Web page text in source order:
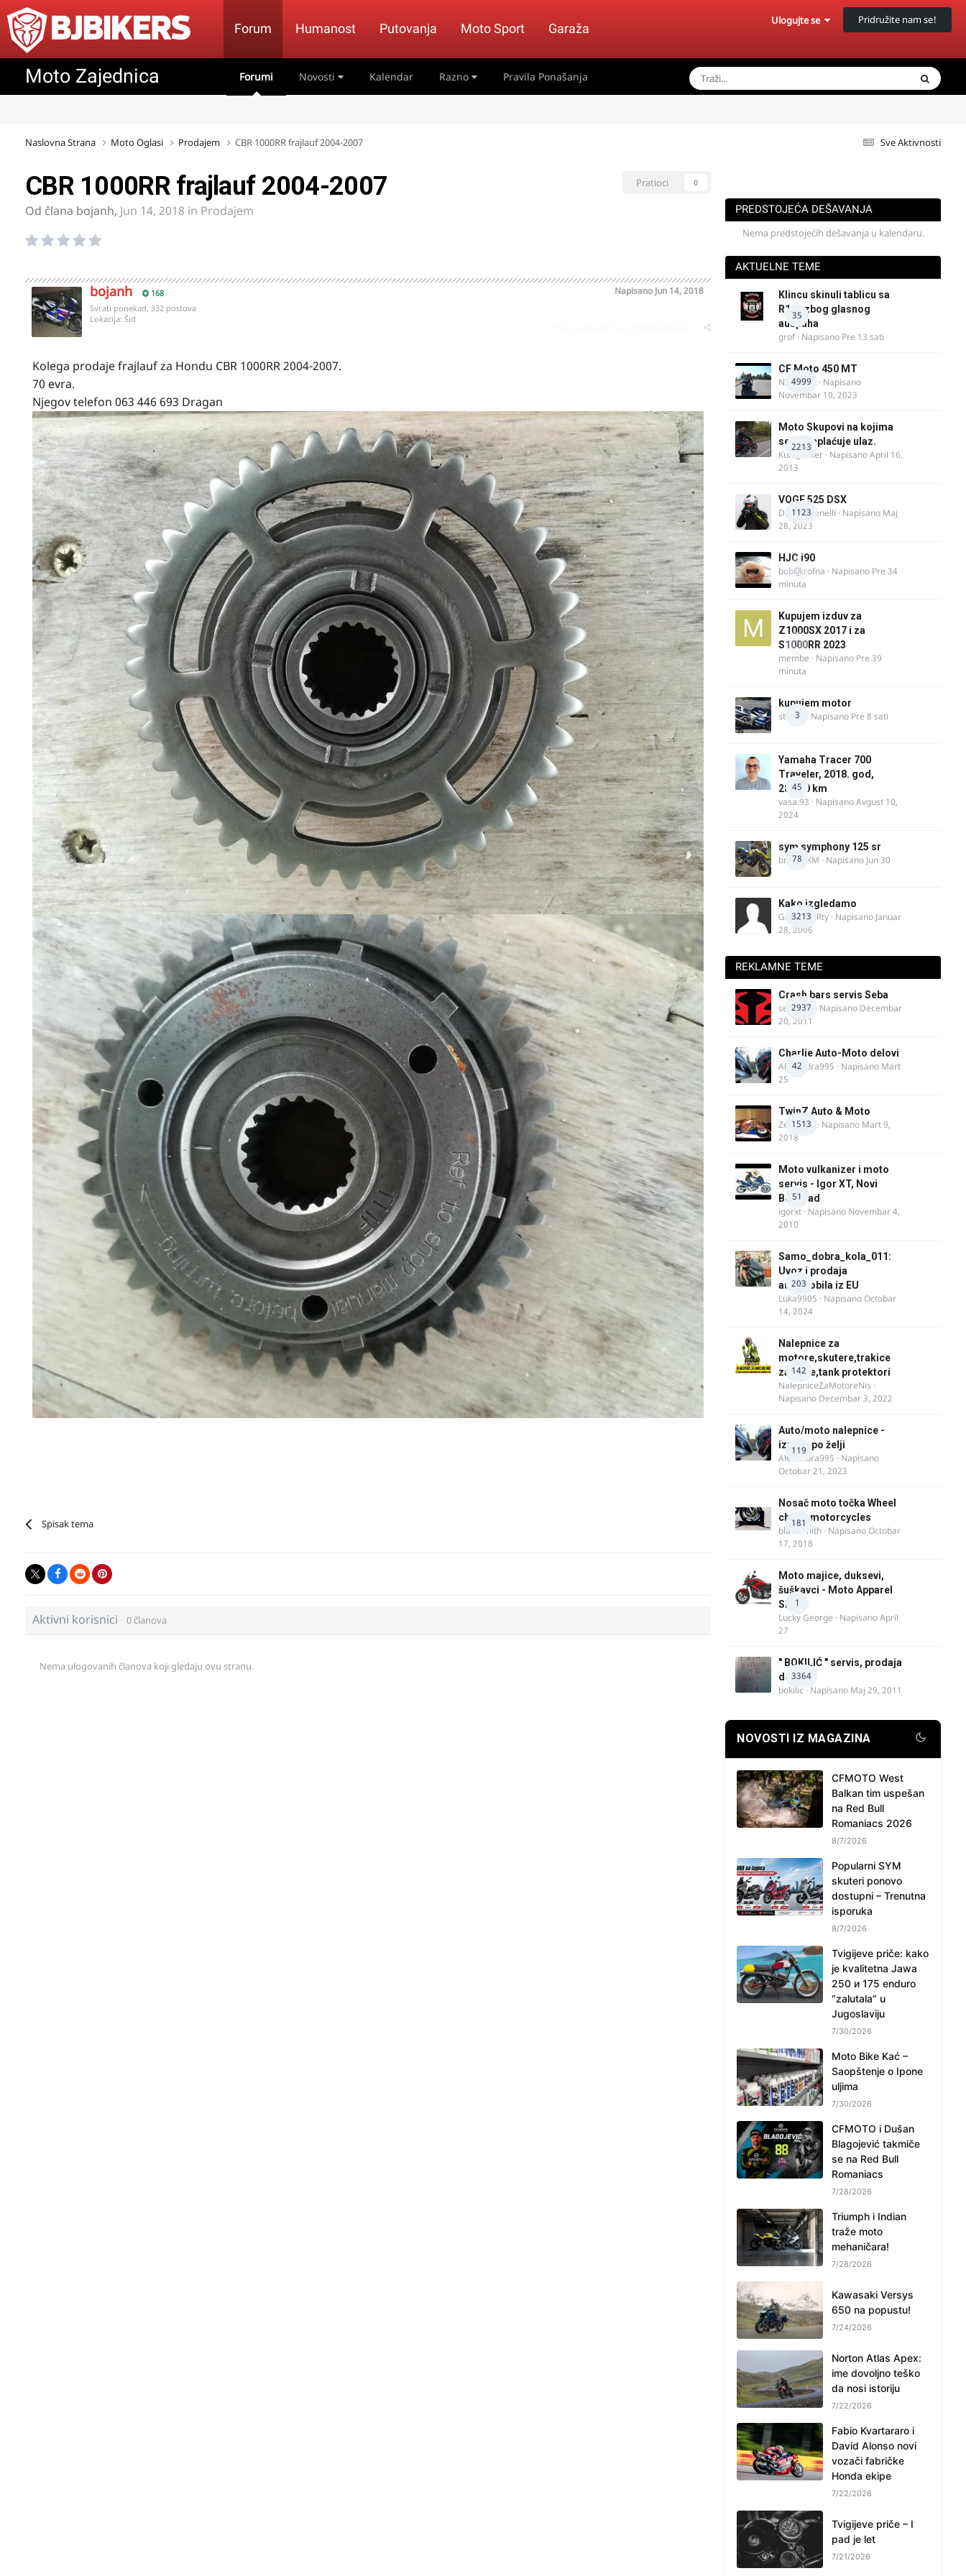
Forum Humanost Putovanja Moto Sport Garaža
Ulogujte se Pridružite nam se!
Moto Zajednica Forumi Novosti Kalendar Razno Pravila Ponašanja
Sve Aktivnosti
Naslovna Strana Moto Oglasi Prodajem CBR 1000RR frajlauf 2004-2007
Pratioci 0
CBR 1000RR frajlauf 2004-2007
Od člana bojanh, Jun 14, 2018 in Prodajem
bojanh 168 Napisano Jun 14, 2018
Svrati ponekad, 332 postova
Lokacija: Šid
Kolega prodaje frajlauf za Hondu CBR 1000RR 2004-2007.
70 evra.
Njegov telefon 063 446 693 Dragan
Spisak tema
Aktivni korisnici 0 članova
Nema ulogovanih članova koji gledaju ovu stranu.
PREDSTOJEĆA DEŠAVANJA
Nema predstojećih dešavanja u kalendaru.
AKTUELNE TEME
35
Klincu skinuli tablicu sa
R125 zbog glasnog
auspuha
grof· Napisano Pre 13 sati
4999
CF Moto 450 MT
NIKOLA 1
· Napisano
Novembar 10, 2023
2213
Moto Skupovi na kojima
se ne naplaćuje ulaz.
Kum_Mixer · NapisanoApril 16,
2013
1123
VOGE 525 DSX
DraganBenelli · Napisano Maj
28, 2023
0
HJC i90
bobi_krofna · Napisano Pre 34
minuta
0
Kupujem izduv za
Z1000SX 2017 i za
S1000RR 2023
membe · Napisano Pre 39
minuta
3
kupujem motor
strugo · Napisano Pre 8 sati
45
Yamaha Tracer 700
Traveler, 2018. god,
28.100 km
vasa.93 · NapisanoAvgust 10,
2024
78
sym symphony 125 sr
brankoXM · Napisano Jun 30
3213
Kako izgledamo
Guest diRRty · Napisano Januar
28, 2006
REKLAMNE TEME
2937
Crash bars servis Seba
seba011 · Napisano Decembar
20, 2011
42
Charlie Auto-Moto delovi
Alexandra995 · Napisano Mart
25
1513
TwinZ Auto & Moto
Zeljkamp · Napisano Mart 9,
2018
51
Moto vulkanizer i moto
servis - Igor XT, Novi
Beograd
igorxt · Napisano Novembar 4,
2010
203
Samo_dobra_kola_011:
Uvoz i prodaja
automobila iz EU
Luka9905 · NapisanoOctobar
14, 2024
142
Nalepnice za
motore,skutere,trakice
za felne,tank protektori
NalepniceZaMotoreNis ·
Napisano Decembar 3, 2022
119
Auto/moto nalepnice -
izrada po želji
Alexandra995 · Napisano
Octobar 21, 2023
181
Nosač moto točka Wheel
chock motorcycles
blacksmith · NapisanoOctobar
17, 2018
1
Moto majice, duksevi,
šuškavci - Moto Apparel
SRB
Lucky George · NapisanoApril
27
3364
" BOKILIĆ " servis, prodaja
delova
bokilic · Napisano Maj 29, 2011
NOVOSTI IZ MAGAZINA
CFMOTO West
Balkan tim uspešan
na Red Bull
Romaniacs 2026
8/7/2026
Popularni SYM
skuteri ponovo
dostupni – Trenutna
isporuka
8/7/2026
Tvigijeve priče: kako
je kvalitetna Jawa
250 и 175 enduro
“zalutala” u
Jugoslaviju
7/30/2026
Moto Bike Kać –
Saopštenje o Ipone
uljima
7/30/2026
CFMOTO i Dušan
Blagojević takmiče
se na Red Bull
Romaniacs
7/28/2026
Triumph i Indian
traže moto
mehaničara!
7/28/2026
Kawasaki Versys
650 na popustu!
7/24/2026
Norton Atlas Apex:
ime dovoljno teško
da nosi istoriju
7/22/2026
Fabio Kvartararo i
David Alonso novi
vozači fabričke
Honda ekipe
7/22/2026
Tvigijeve priče – I
pad je let
7/21/2026